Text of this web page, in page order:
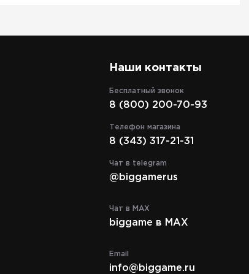
Наши контакты
Бесплатный звонок
8 (800) 200-70-93
Телефон магазина
8 (343) 317-21-31
Чат в telegram
@biggamerus
Чат в MAX
biggame в MAX
Email
info@biggame.ru